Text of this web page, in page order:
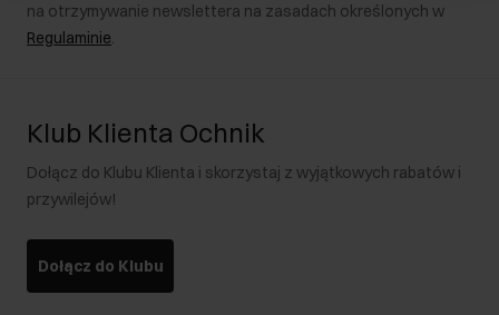
na otrzymywanie newslettera na zasadach określonych w
Regulaminie.
Klub Klienta Ochnik
Dołącz do Klubu Klienta i skorzystaj z wyjątkowych rabatów i
przywilejów!
Dołącz do Klubu